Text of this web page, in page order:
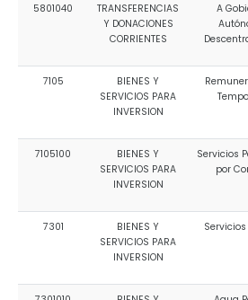
5801040
TRANSFERENCIAS
Y DONACIONES
CORRIENTES
A
7105
BIENES Y
SERVICIOS PARA
INVERSION
7105100
BIENES Y
SERVICIOS PARA
INVERSION
Servicios
por
7301
BIENES Y
SERVICIOS PARA
INVERSION